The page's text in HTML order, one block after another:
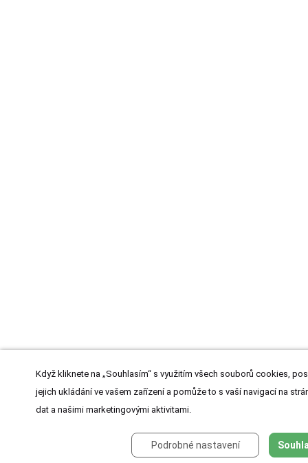
Když kliknete na „Souhlasím“ s využitím všech souborů cookies,
jejich ukládání ve vašem zařízení a pomůže to s vaší navigací na
dat a našimi marketingovými aktivitami.
Podrobné nastavení